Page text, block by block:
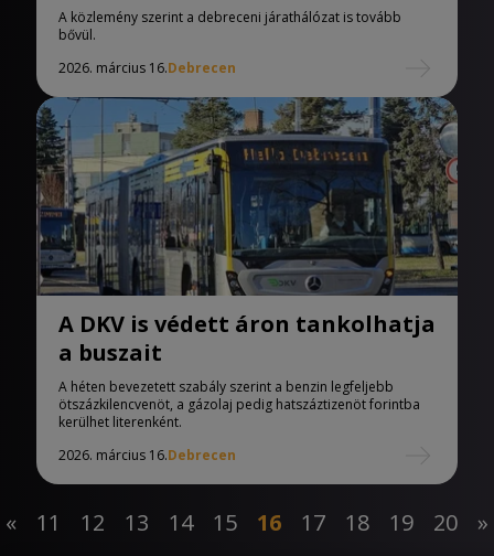
A közlemény szerint a debreceni járathálózat is tovább
bővül.
2026. március 16.Debrecen
A DKV is védett áron tankolhatja
a buszait
A héten bevezetett szabály szerint a benzin legfeljebb
ötszázkilencvenöt, a gázolaj pedig hatszáztizenöt forintba
kerülhet literenként.
2026. március 16.Debrecen
« 11 12 13 14 15 16 17 18 19 20 »